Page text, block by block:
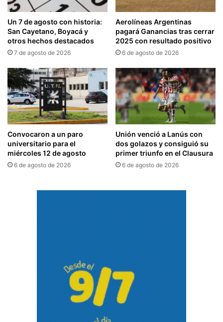
Un 7 de agosto con historia:
San Cayetano, Boyacá y
otros hechos destacados
7 de agosto de 2026
Aerolíneas Argentinas
pagará Ganancias tras cerrar
2025 con resultado positivo
6 de agosto de 2026
Convocaron a un paro
universitario para el
miércoles 12 de agosto
6 de agosto de 2026
Unión venció a Lanús con
dos golazos y consiguió su
primer triunfo en el Clausura
6 de agosto de 2026